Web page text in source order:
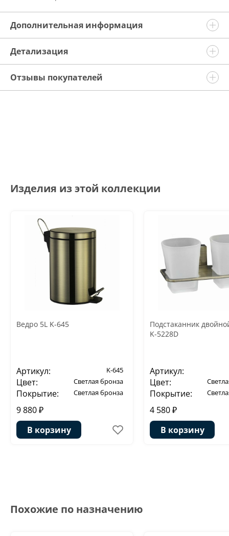
Дополнительная информация
Детализация
Отзывы покупателей
Изделия из этой коллекции
Ведро 5L K-645
Артикул: K-645
Цвет: Светлая бронза
Покрытие: Светлая бронза
9 880 ₽
В корзину
Подстаканник
K-5228D
Артикул:
Цвет:
Покрытие:
4 580 ₽
В корзину
Похожие по назначению